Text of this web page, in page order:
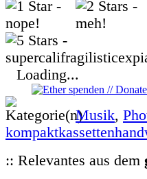
Loading...
Musik,
:: Relevantes aus dem